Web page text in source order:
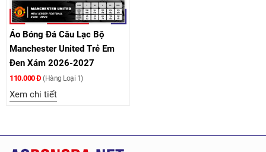
Áo Bóng Đá Câu Lạc Bộ
Manchester United Trẻ Em
Đen Xám 2026-2027
110.000 Đ (Hàng Loại 1)
Xem chi tiết